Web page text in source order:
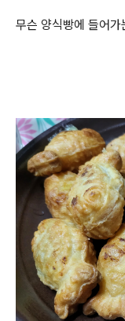
무슨 양식빵에 들어